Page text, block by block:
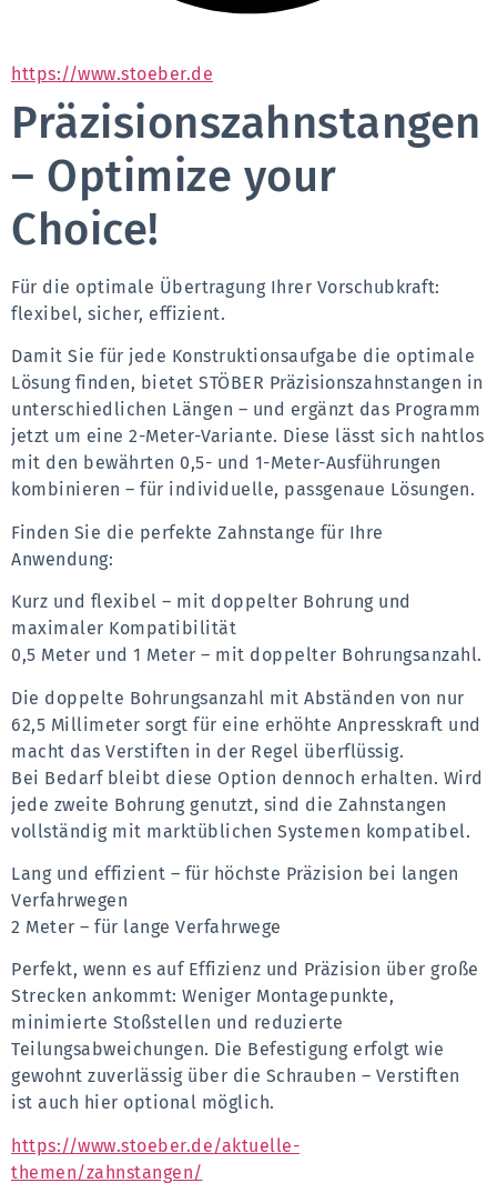
https://www.stoeber.de
Präzisionszahnstangen
– Optimize your
Choice!
Für die optimale Übertragung Ihrer Vorschubkraft:
flexibel, sicher, effizient.
Damit Sie für jede Konstruktionsaufgabe die optimale
Lösung finden, bietet STÖBER Präzisionszahnstangen in
unterschiedlichen Längen – und ergänzt das Programm
jetzt um eine 2-Meter-Variante. Diese lässt sich nahtlos
mit den bewährten 0,5- und 1-Meter-Ausführungen
kombinieren – für individuelle, passgenaue Lösungen.
Finden Sie die perfekte Zahnstange für Ihre
Anwendung:
Kurz und flexibel – mit doppelter Bohrung und
maximaler Kompatibilität
0,5 Meter und 1 Meter – mit doppelter Bohrungsanzahl.
Die doppelte Bohrungsanzahl mit Abständen von nur
62,5 Millimeter sorgt für eine erhöhte Anpresskraft und
macht das Verstiften in der Regel überflüssig.
Bei Bedarf bleibt diese Option dennoch erhalten. Wird
jede zweite Bohrung genutzt, sind die Zahnstangen
vollständig mit marktüblichen Systemen kompatibel.
Lang und effizient – für höchste Präzision bei langen
Verfahrwegen
2 Meter – für lange Verfahrwege
Perfekt, wenn es auf Effizienz und Präzision über große
Strecken ankommt: Weniger Montagepunkte,
minimierte Stoßstellen und reduzierte
Teilungsabweichungen. Die Befestigung erfolgt wie
gewohnt zuverlässig über die Schrauben – Verstiften
ist auch hier optional möglich.
https://www.stoeber.de/aktuelle-
themen/zahnstangen/